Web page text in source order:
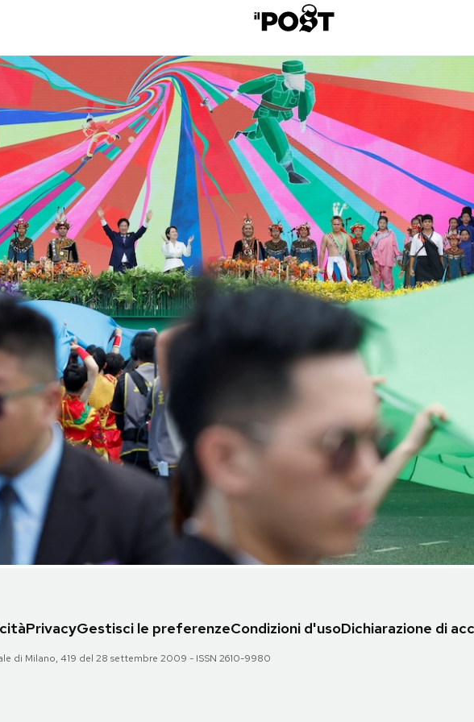
2026
PrivacyGestisci le preferenzeCondizioni d'usoDichiarazione di
di Milano, 419 del 28 settembre 2009 - ISSN 2610-9980